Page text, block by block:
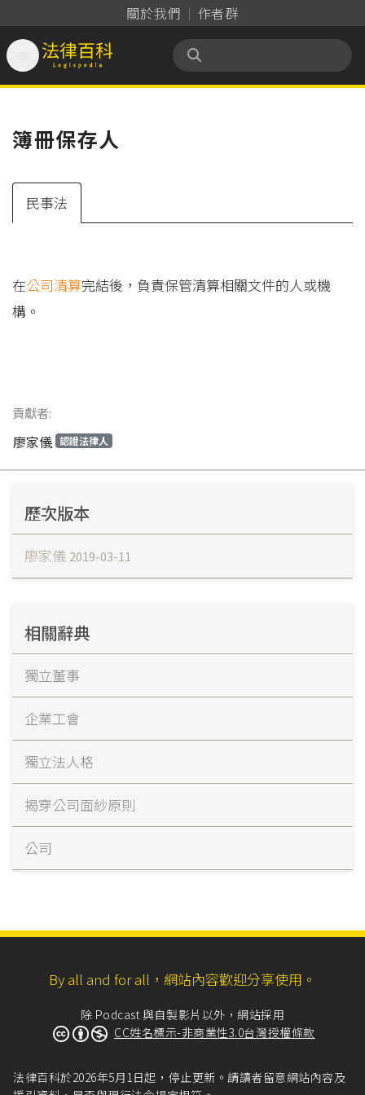
關於我們 作者群
法律百科 Legispedia
簿冊保存人
民事法
在公司清算完結後，負責保管清算相關文件的人或機
構。
貢獻者:
廖家儀 認證法律人
歷次版本
廖家儀 2019-03-11
相關辭典
獨立董事
企業工會
獨立法人格
揭穿公司面紗原則
公司
By all and for all，網站內容歡迎分享使用。
除 Podcast 與自製影片以外，網站採用
CC姓名標示-非商業性3.0台灣授權條款
法律百科於2026年5月1日起，停止更新。請讀者留意網站內容及